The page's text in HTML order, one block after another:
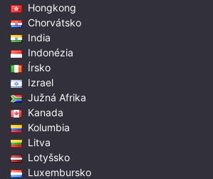
Hongkong
Chorvátsko
India
Indonézia
Írsko
Izrael
Južná Afrika
Kanada
Kolumbia
Litva
Lotyšsko
Luxembursko